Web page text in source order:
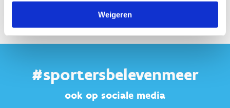
Weigeren
#sportersbelevenmeer
ook op sociale media